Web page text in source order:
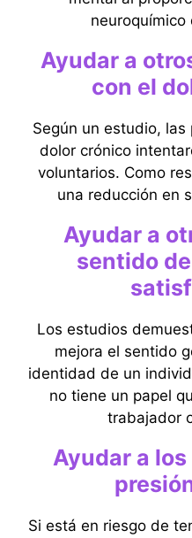
neuroquímico
Ayudar a
con el
Según un estudio,
dolor crónico
voluntarios. Como
una reducción en
Ayudar a
sentido
Los estudios
mejora el sentido
identidad de un
no tiene un papel
trabajador
Ayudar a
Si está en riesgo de